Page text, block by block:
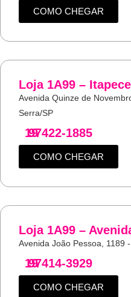
COMO CHEGAR
Loja 1A99 –
Avenida Quinze de
Serra/SP
19
97422-1885
COMO CHEGAR
Loja 1A99 –
Avenida João Pessoa, 1189
19
97414-3929
COMO CHEGAR